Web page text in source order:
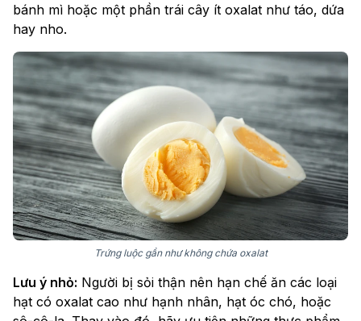
bánh mì hoặc một phần trái cây ít oxalat như táo, dứa
hay nho.
Trứng luộc gần như không chứa oxalat
Lưu ý nhỏ: Người bị sỏi thận nên hạn chế ăn các loại
hạt có oxalat cao như hạnh nhân, hạt óc chó, hoặc